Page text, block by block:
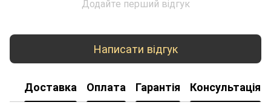
Додайте перший відгук
Написати відгук
Доставка Оплата Гарантія Консультація